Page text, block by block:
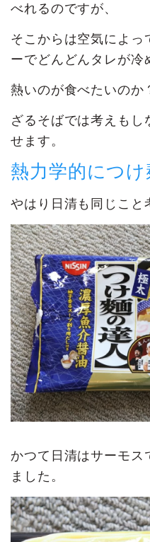
べれるのですが、
そこからは空気によっ
ーでどんどんタレが冷
熱いのが食べたいのか
ざるそばでは考えもし
せます。
熱力学的につけ
やはり日清も同じこと
かつて日清はサーモス
ました。